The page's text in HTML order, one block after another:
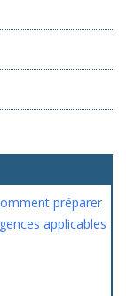
préparer
applicables